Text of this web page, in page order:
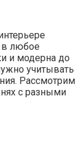
в любое
и модерна до
учитывать
Рассмотрим
с разными